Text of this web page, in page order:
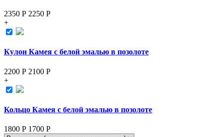
2350 Р 2250 Р
+
Кулон Камея с белой эмалью в позолоте
2200 Р 2100 Р
+
Кольцо Камея с белой эмалью в позолоте
1800 Р 1700 Р